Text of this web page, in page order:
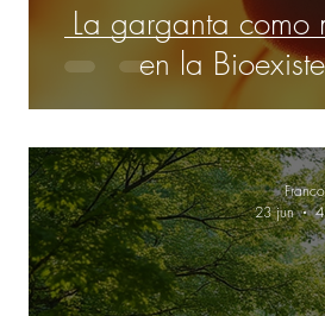
La garganta como
en la
23 jun